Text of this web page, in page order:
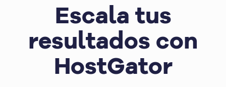
Escala tus
resultados con
HostGator